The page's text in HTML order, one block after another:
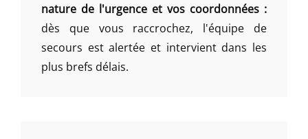
nature de l'urgence et vos coordonnées :
dès que vous raccrochez, l'équipe de
secours est alertée et intervient dans les
plus brefs délais.